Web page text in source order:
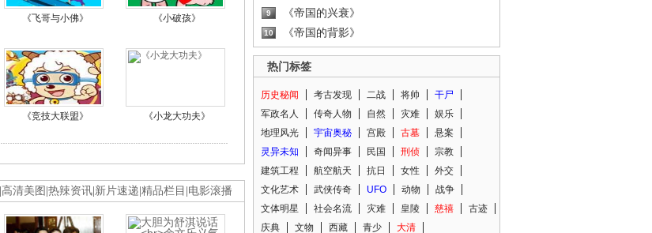
《飞哥与小佛》 《小破孩》
《竞技大联盟》 《小龙大功夫》
高清美图 热辣资讯 新片速递 精品栏目 电影滚播
9 《帝国的兴衰》
10 《帝国的背影》
热门标签
历史秘闻 考古发现 二战 将帅
干尸
军政名人
传奇人物 自然 灾难
娱乐
地理风光
宇宙奥秘 宫殿 古墓
悬案
灵异未知
奇闻异事 民国 刑侦
宗教
建筑工程
航空航天 抗日 女性
外交
文化艺术
武侠传奇 UFO 动物
战争
文体明星
社会名流 灾难 皇陵 慈禧
古迹
庆典
文物 西藏 青少 大清